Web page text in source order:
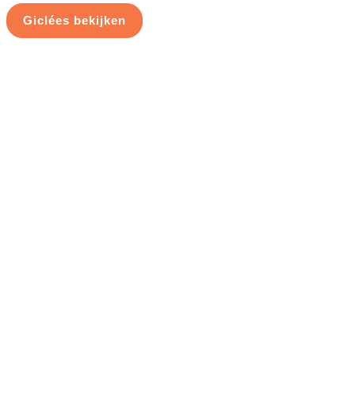
Giclées bekijken